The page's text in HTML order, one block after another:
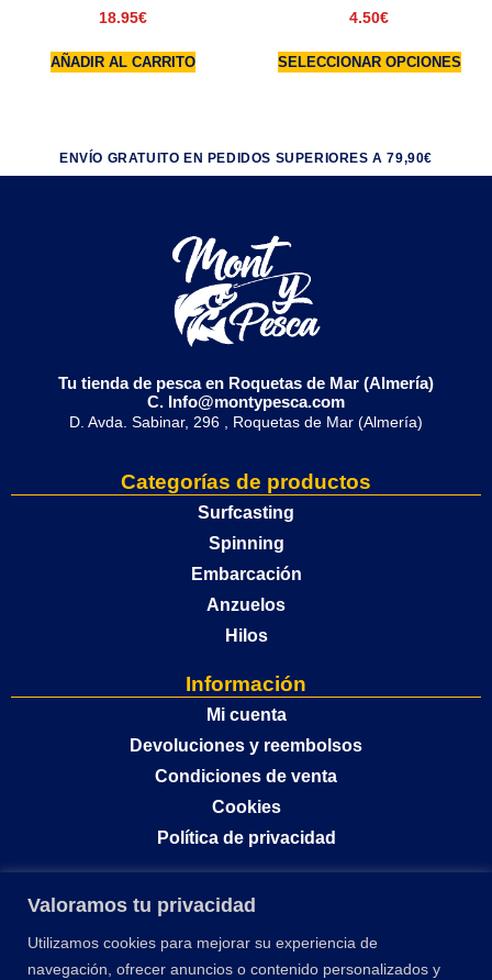
Valoramos tu privacidad
Utilizamos cookies para mejorar su experiencia de
navegación, ofrecer anuncios o contenido personalizados y
18.95€
AÑADIR AL CARRITO
4.50€
SELECCIONAR OPCIONES
ENVÍO GRATUITO EN PEDIDOS SUPERIORES A 79,90€
Tu tienda de pesca en Roquetas de Mar (Almería)
C. Info@montypesca.com
D. Avda. Sabinar, 296 , Roquetas de Mar (Almería)
Categorías de productos
Surfcasting
Spinning
Embarcación
Anzuelos
Hilos
Información
Mi cuenta
Devoluciones y reembolsos
Condiciones de venta
Cookies
Política de privacidad